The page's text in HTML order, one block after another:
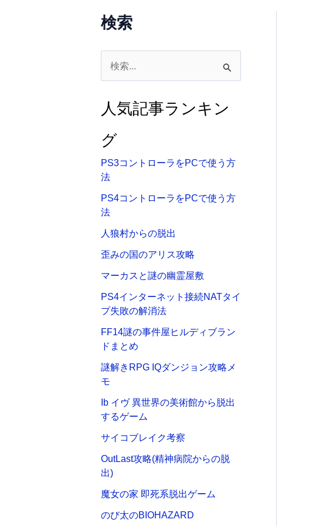
検索
象人気記事ランキン
グ
PS3コントローラをPCで使う方
法
PS4コントローラをPCで使う方
法
人狼村からの脱出
歪みの国のアリス攻略
マーカスと謎の幽霊屋敷
PS4インターネット接続NATタイ
プ失敗の解消法
FF14謎の事件屋ヒルディブラン
ドまとめ
謎解きRPG IQダンジョン攻略メ
モ
Ib イヴ 異世界の美術館から脱出
するゲーム
サイコブレイク考察
OutLast攻略(精神病院からの脱
出)
魔女の家 即死系脱出ゲーム
のび太のBIOHAZARD